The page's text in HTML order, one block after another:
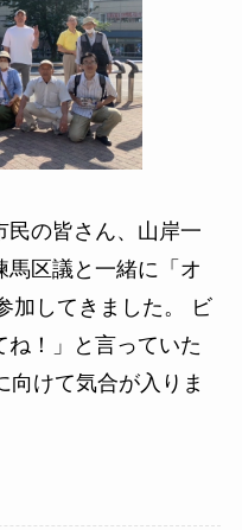
民の皆さん、山岸一
区議と一緒に「オ
加してきました。 ビ
ね！」と言っていた
向けて気合が入りま